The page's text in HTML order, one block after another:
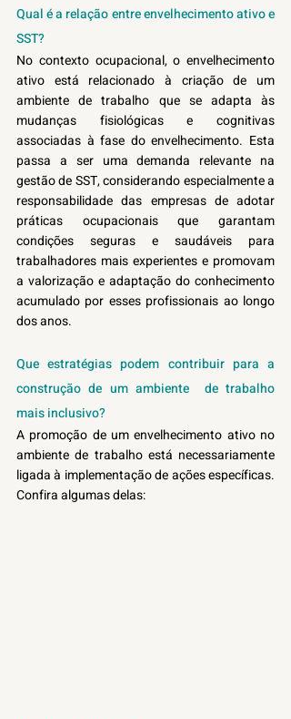
Qual é a relação entre envelhecimento ativo e
SST?
No contexto ocupacional, o envelhecimento
ativo está relacionado à criação de um
ambiente de trabalho que se adapta às
mudanças fisiológicas e cognitivas
associadas à fase do envelhecimento. Esta
passa a ser uma demanda relevante na
gestão de SST, considerando especialmente a
responsabilidade das empresas de adotar
práticas ocupacionais que garantam
condições seguras e saudáveis para
trabalhadores mais experientes e promovam
a valorização e adaptação do conhecimento
acumulado por esses profissionais ao longo
dos anos.
Que estratégias podem contribuir para a
construção de um ambiente  de trabalho
mais inclusivo?
A promoção de um envelhecimento ativo no
ambiente de trabalho está necessariamente
ligada à implementação de ações específicas.
Confira algumas delas: